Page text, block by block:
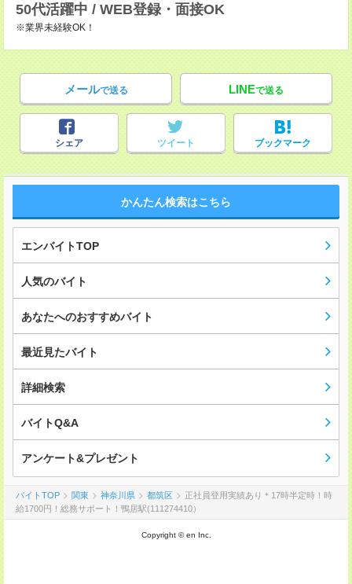
50代活躍中 / WEB登録・面接OK
※業界未経験OK！
メールで送る LINEで送る
シェア ツイート ブックマーク
かんたん検索はこちら
エンバイトTOP
人気のバイト
あなたへのおすすめバイト
最近見たバイト
詳細検索
バイトQ&A
アンケート&プレゼント
バイトTOP 関東 神奈川県 都筑区
正社員登用実績あり＊17時半定時！時
給1700円！総務サポート！鴨居駅(111274410）
Copyright © en Inc.